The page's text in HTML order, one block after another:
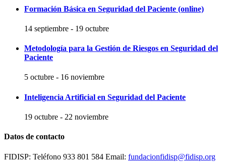
Formación Básica en Seguridad del Paciente (online)
14 septiembre - 19 octubre
Metodología para la Gestión de Riesgos en Seguridad del
Paciente
5 octubre - 16 noviembre
Inteligencia Artificial en Seguridad del Paciente
19 octubre - 22 noviembre
Datos de contacto
FIDISP: Teléfono 933 801 584 Email: fundacionfidisp@fidisp.org